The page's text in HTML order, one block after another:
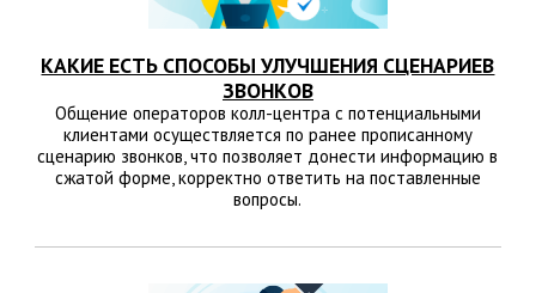
КАКИЕ ЕСТЬ СПОСОБЫ УЛУЧШЕНИЯ СЦЕНАРИЕВ
ЗВОНКОВ
Общение операторов колл-центра с потенциальными
клиентами осуществляется по ранее прописанному
сценарию звонков, что позволяет донести информацию в
сжатой форме, корректно ответить на поставленные
вопросы.